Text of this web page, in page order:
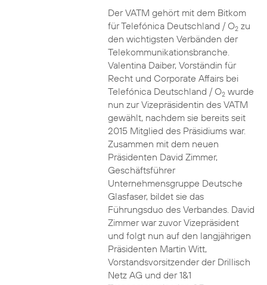
Der VATM gehört mit dem Bitkom
für Telefónica Deutschland / O2zu
den wichtigsten Verbänden der
Telekommunikationsbranche.
Valentina Daiber, Vorständin für
Recht und Corporate Affairs bei
Telefónica Deutschland / O2wurde
nun zur Vizepräsidentin des VATM
gewählt, nachdem sie bereits seit
2015 Mitglied des Präsidiums war.
Zusammen mit dem neuen
Präsidenten David Zimmer,
Geschäftsführer
Unternehmensgruppe Deutsche
Glasfaser, bildet sie das
Führungsduo des Verbandes. David
Zimmer war zuvor Vizepräsident
und folgt nun auf den langjährigen
Präsidenten Martin Witt,
Vorstandsvorsitzender der Drillisch
Netz AG und der 1&1